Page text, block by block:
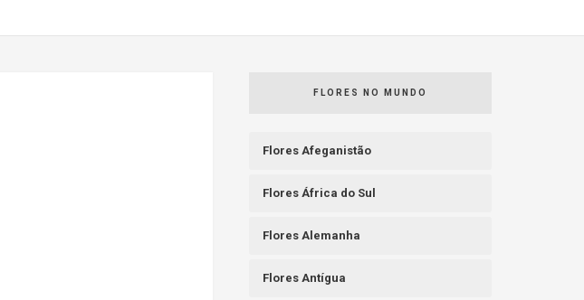
FLORES NO MUNDO
Flores Afeganistão
Flores África do Sul
Flores Alemanha
Flores Antígua